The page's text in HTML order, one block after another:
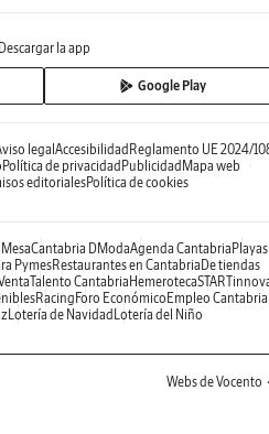
Descargar la app
Google Play
legal Accesibilidad Reglamento UE 2024/
Política de privacidad Publicidad Mapa web
editorialesPolítica de cookies
Cantabria DModaAgenda Cantabria Playas
PymesRestaurantes en Cantabria De tiendas
Talento Cantabria Hemeroteca
Racing Foro Económico Empleo Cantabria
Lotería de Navidad Lotería del Niño
Webs de Vocento